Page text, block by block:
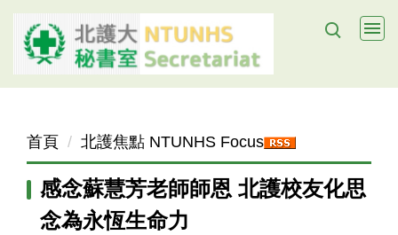
跳
到
要
首頁 北護焦點 NTUNHS Focus
感念蘇慧芳老師師恩 北護校友化思
念為永恆生命力